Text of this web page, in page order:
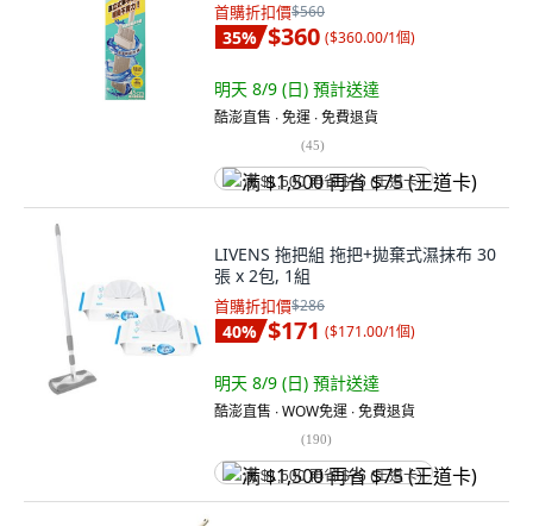
首購折扣價$560
35% $360 ($360.00/1個)
明天 8/9 (日) 預計送達
酷澎直售 ∙ 免運 ∙ 免費退貨
(45)
满 $1,500 再省 $75 (王道卡)
LIVENS 拖把組 拖把+拋棄式濕抹布 30
張 x 2包, 1組
首購折扣價$286
40% $171 ($171.00/1個)
明天 8/9 (日) 預計送達
酷澎直售 ∙ WOW免運 ∙ 免費退貨
(190)
满 $1,500 再省 $75 (王道卡)